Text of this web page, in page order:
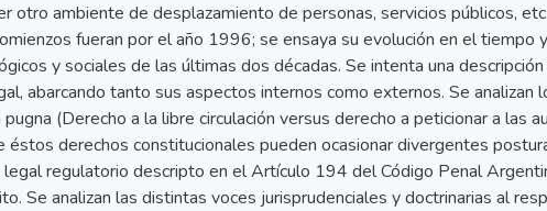
otro ambiente de desplazamiento de personas, servicios públicos,
fueran por el año 1996; se ensaya su evolución en el tiempo
y sociales de las últimas dos décadas. Se intenta una
abarcando tanto sus aspectos internos como externos. Se analizan
(Derecho a la libre circulación versus derecho a peticionar a las
éstos derechos constitucionales pueden ocasionar divergentes
regulatorio descripto en el Artículo 194 del Código Penal
Se analizan las distintas voces jurisprudenciales y doctrinarias al